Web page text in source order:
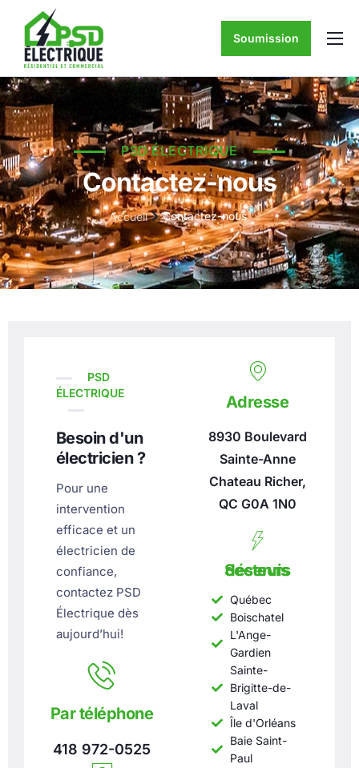
ACCUEIL
À PROPOS
SERVICES D’ÉLECTRICITÉ
CONTACTEZ-NOUS
Soumission
PSD ÉLECTRIQUE
Contactez-nous
Accueil Contactez-nous
PSD
ÉLECTRIQUE
Besoin d'un
électricien ?
Pour une
intervention
efficace et un
électricien de
confiance,
contactez PSD
Électrique dès
aujourd’hui!
Par téléphone
418 972-0525
Adresse
8930 Boulevard
Sainte-Anne
Chateau Richer,
QC G0A 1N0
Secteurs déservis
Québec
Boischatel
L'Ange-
Gardien
Sainte-
Brigitte-de-
Laval
Île d'Orléans
Baie Saint-
Paul